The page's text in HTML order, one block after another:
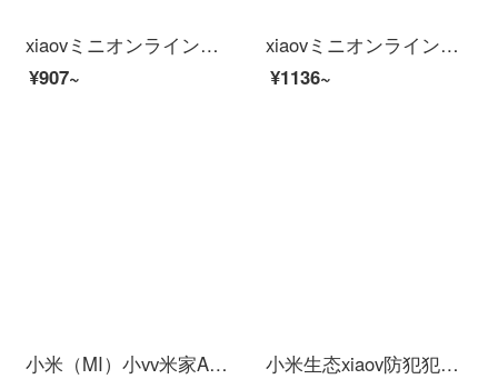
xiaovミニオンラインオンラインオンラインショッピングモール【V 380款】+32 Gメモアカードド
¥907~
xiaovミニオンラインオンラインオンラインショッピングモール【V 380款】+64 Gメモアカードド
¥1136~
小米（MI）小vv米家APPビディオカーメンテリングアロン360°云台スピンビオラ家庭用赤外線夜間テレビワイヤレスタネト电撃防止犯カメラ2 K外置続航版米家xiaovアムード+128 Gカード
小米生态xiaov防犯犯カメラ2 Kwifi moni-家庭用スマホリモトでレンテックスビルビルビル版室内视线ワヤレHD xiaovライン64